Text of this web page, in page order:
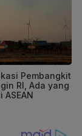
Pembangkit
RI, Ada yang
ASEAN